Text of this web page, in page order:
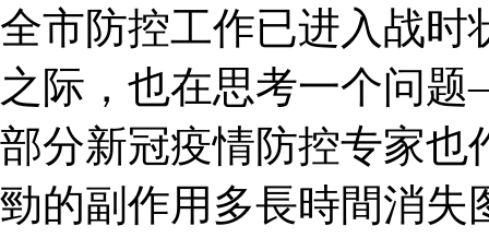
全市防控工作已进入战时
之际，也在思考一个问
部分新冠疫情防控专家
勁的副作用多長時間消